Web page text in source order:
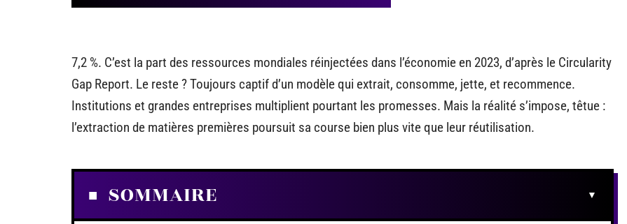
7,2 %. C’est la part des ressources mondiales réinjectées dans l’économie en 2023, d’après le Circularity
Gap Report. Le reste ? Toujours captif d’un modèle qui extrait, consomme, jette, et recommence.
Institutions et grandes entreprises multiplient pourtant les promesses. Mais la réalité s’impose, têtue :
l’extraction de matières premières poursuit sa course bien plus vite que leur réutilisation.
SOMMAIRE